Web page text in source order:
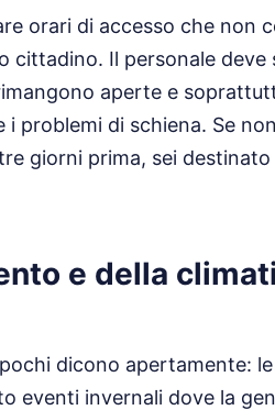
orari di accesso che non
Il personale deve
aperte e
problemi di schiena. Se
giorni prima, sei
e della
dicono apertamente:
eventi invernali dove la